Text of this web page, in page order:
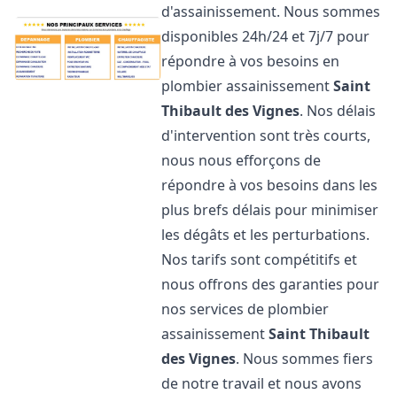
d'assainissement. Nous sommes
disponibles 24h/24 et 7j/7 pour
répondre à vos besoins en
plombier assainissementSaint
Thibault des Vignes. Nos délais
d'intervention sont très courts,
nous nous efforçons de
répondre à vos besoins dans les
plus brefs délais pour minimiser
les dégâts et les perturbations.
Nos tarifs sont compétitifs et
nous offrons des garanties pour
nos services de plombier
assainissementSaint Thibault
des Vignes. Nous sommes fiers
de notre travail et nous avons